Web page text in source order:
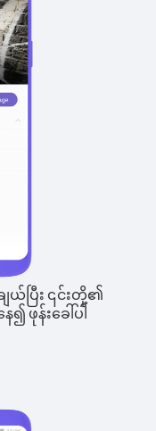
ပြီး ၎င်းတို့၏
ဖုန်းခေါ်ပါ